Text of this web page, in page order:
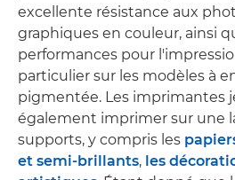
excellente résistance aux
graphiques en couleur, ainsi
performances pour
particulier sur les modèles à
pigmentée. Les imprimantes
également imprimer sur une
supports, y compris les
et semi-brillants, les